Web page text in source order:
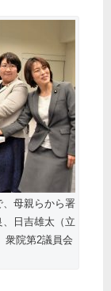
母親らから署
日吉雄太（立
衆院第2議員会